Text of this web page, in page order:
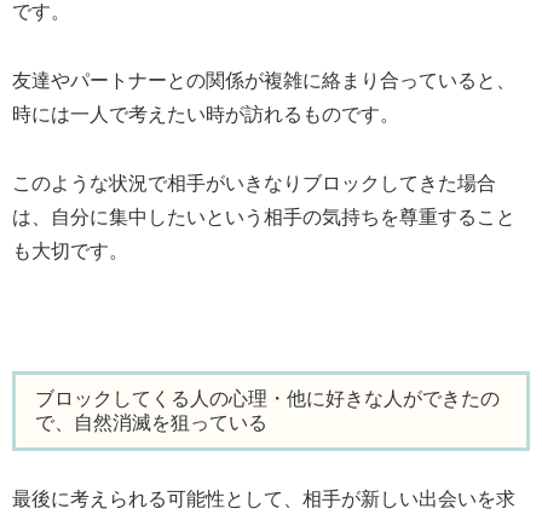
です。
友達やパートナーとの関係が複雑に絡まり合っていると、
時には一人で考えたい時が訪れるものです。
このような状況で相手がいきなりブロックしてきた場合
は、自分に集中したいという相手の気持ちを尊重すること
も大切です。
ブロックしてくる人の心理・他に好きな人ができたの
で、自然消滅を狙っている
最後に考えられる可能性として、相手が新しい出会いを求